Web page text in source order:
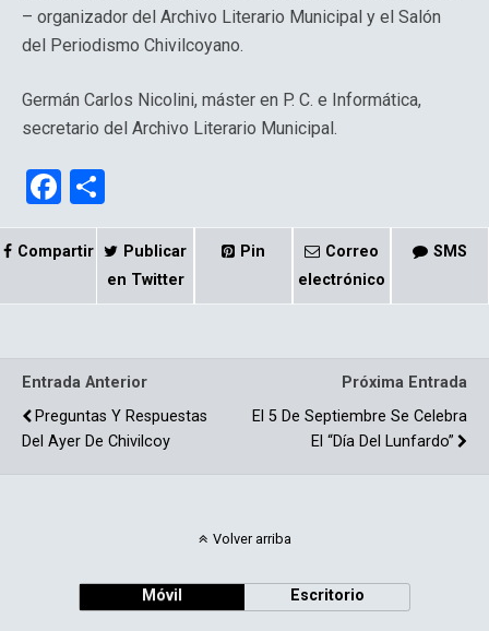
– organizador del Archivo Literario Municipal y el Salón
del Periodismo Chivilcoyano.
Germán Carlos Nicolini, máster en P. C. e Informática,
secretario del Archivo Literario Municipal.
F
a
ce
k
o
m
p
Compartir
Publicar
en Twitter
Pin
Correo
electrónico
SMS
Entrada Anterior
Preguntas Y Respuestas
Del Ayer De Chivilcoy
Próxima Entrada
El 5 De Septiembre Se Celebra
El “Día Del Lunfardo”
Volver arriba
Móvil Escritorio